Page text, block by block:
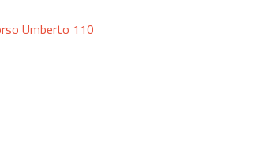
Umberto 110